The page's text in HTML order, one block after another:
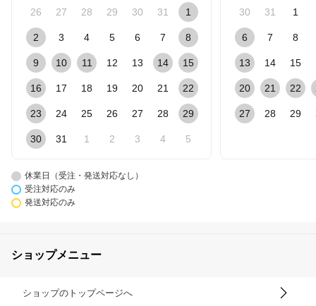
26 27 28 29 30 31 1
2 3 4 5 6 7 8
9 10 11 12 13 14 15
16 17 18 19 20 21 22
23 24 25 26 27 28 29
30 31 1 2 3 4 5
30 31 1
6 7 8
13 14 15
20 21 22
27 28 29
休業日（受注・発送対応なし）
受注対応のみ
発送対応のみ
ショップメニュー
ショップのトップページへ